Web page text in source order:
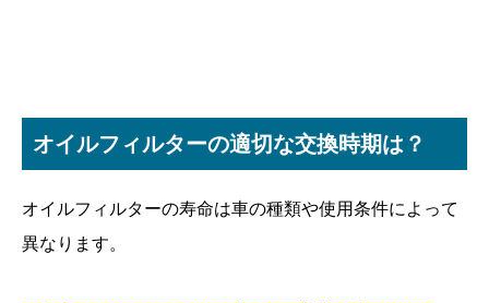
オイルフィルターの適切な交換時期は？
オイルフィルターの寿命は車の種類や使用条件によって
異なります。